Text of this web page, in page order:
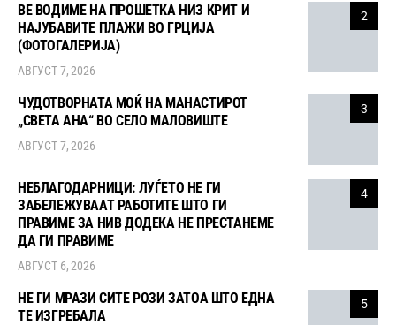
2
ВЕ ВОДИМЕ НА ПРОШЕТКА НИЗ КРИТ И
НАЈУБАВИТЕ ПЛАЖИ ВО ГРЦИЈА
(ФОТОГАЛЕРИЈА)
АВГУСТ 7, 2026
3
ЧУДОТВОРНАТА МОЌ НА МАНАСТИРОТ
„СВЕТА АНА“ ВО СЕЛО МАЛОВИШТЕ
АВГУСТ 7, 2026
4
НЕБЛАГОДАРНИЦИ: ЛУЃЕТО НЕ ГИ
ЗАБЕЛЕЖУВААТ РАБОТИТЕ ШТО ГИ
ПРАВИМЕ ЗА НИВ ДОДЕКА НЕ ПРЕСТАНЕМЕ
ДА ГИ ПРАВИМЕ
АВГУСТ 6, 2026
5
НЕ ГИ МРАЗИ СИТЕ РОЗИ ЗАТОА ШТО ЕДНА
ТЕ ИЗГРЕБАЛА